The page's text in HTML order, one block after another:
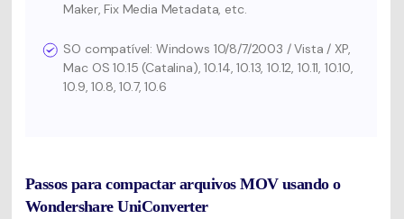
Maker, Fix Media Metadata, etc.
SO compatível: Windows 10/8/7/2003 / Vista / XP,
Mac OS 10.15 (Catalina), 10.14, 10.13, 10.12, 10.11, 10.10,
10.9, 10.8, 10.7, 10.6
Passos para compactar arquivos MOV usando o
Wondershare UniConverter